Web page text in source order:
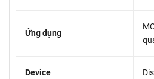
Ứng dụng
Device